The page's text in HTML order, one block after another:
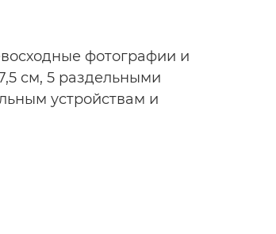
фотографии и
см, 5 раздельными
устройствам и